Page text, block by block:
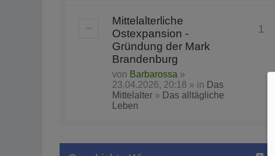
Mittelalterliche
Ostexpansion -
Gründung der Mark
Brandenburg
von Barbarossa »
23.04.2026, 20:18 » in Das
Mittelalter » Das alltägliche
Leben
1